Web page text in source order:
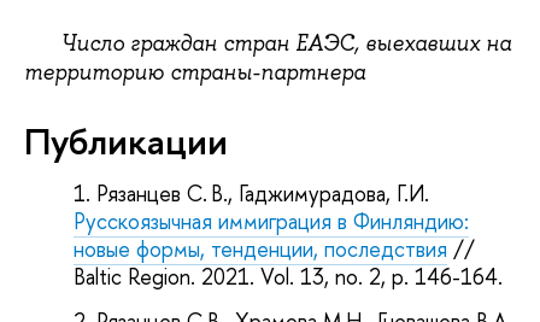
Число граждан стран ЕАЭС, выехавших на
территорию страны-партнера
Публикации
Рязанцев С. В., Гаджимурадова, Г.И.
Русскоязычная иммиграция в Финляндию:
новые формы, тенденции, последствия //
Baltic Region. 2021. Vol. 13, no. 2, p. 146-164.